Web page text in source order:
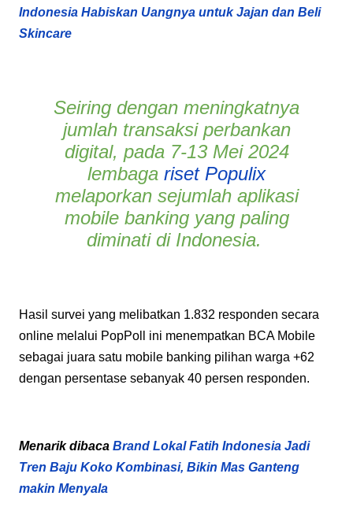
Indonesia Habiskan Uangnya untuk Jajan dan Beli
Skincare
Seiring dengan meningkatnya
jumlah transaksi perbankan
digital, pada 7-13 Mei 2024
lembaga riset Populix
melaporkan sejumlah aplikasi
mobile banking yang paling
diminati di Indonesia.
Hasil survei yang melibatkan 1.832 responden secara
online melalui PopPoll ini menempatkan BCA Mobile
sebagai juara satu mobile banking pilihan warga +62
dengan persentase sebanyak 40 persen responden.
Menarik dibaca Brand Lokal Fatih Indonesia Jadi
Tren Baju Koko Kombinasi, Bikin Mas Ganteng
makin Menyala